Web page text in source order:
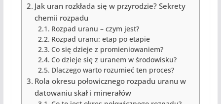
Jak uran rozkłada się w przyrodzie? Sekrety
chemii rozpadu
Rozpad uranu – czym jest?
Rozpad uranu: etap po etapie
Co się dzieje z promieniowaniem?
Co dzieje się z uranem w środowisku?
Dlaczego warto rozumieć ten proces?
Rola okresu połowicznego rozpadu uranu w
datowaniu skał i minerałów